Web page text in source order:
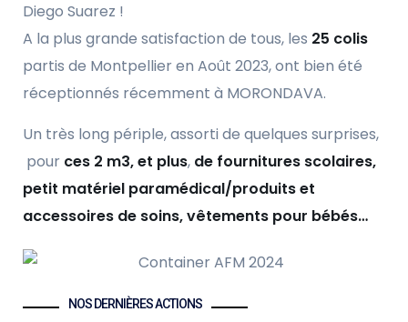
Diego Suarez !
A la plus grande satisfaction de tous, les 25 colis
partis de Montpellier en Août 2023, ont bien été
réceptionnés récemment à MORONDAVA.
Un très long périple, assorti de quelques surprises,
pour ces 2 m3, et plus, de fournitures scolaires,
petit matériel paramédical/produits et
accessoires de soins, vêtements pour bébés…
NOS DERNIÈRES ACTIONS